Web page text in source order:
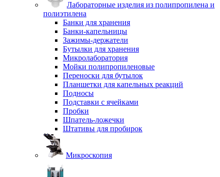
Лабораторные изделия из полипропилена и
полиэтилена
Банки для хранения
Банки-капельницы
Зажимы-держатели
Бутылки для хранения
Микролаборатория
Мойки полипропиленовые
Переноски для бутылок
Планшетки для капельных реакций
Подносы
Подставки с ячейками
Пробки
Шпатель-ложечки
Штативы для пробирок
Микроскопия